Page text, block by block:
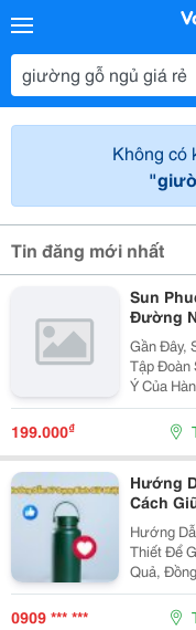
Không có
Tin đăng mới nhất
Sun
Đường
Gần Đây,
Tập Đoàn
Ý Của
Du Lịch,
Kết Nối
199.000₫
Hướng
Cách
Hướng
Thiết Để
Quả,
Phẩm.
Sinh
0909 *** ***